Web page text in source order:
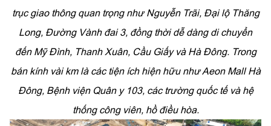
trục giao thông quan trọng như Nguyễn Trãi, Đại lộ Thăng
Long, Đường Vành đai 3, đồng thời dễ dàng di chuyển
đến Mỹ Đình, Thanh Xuân, Cầu Giấy và Hà Đông. Trong
bán kính vài km là các tiện ích hiện hữu như Aeon Mall Hà
Đông, Bệnh viện Quân y 103, các trường quốc tế và hệ
thống công viên, hồ điều hòa.